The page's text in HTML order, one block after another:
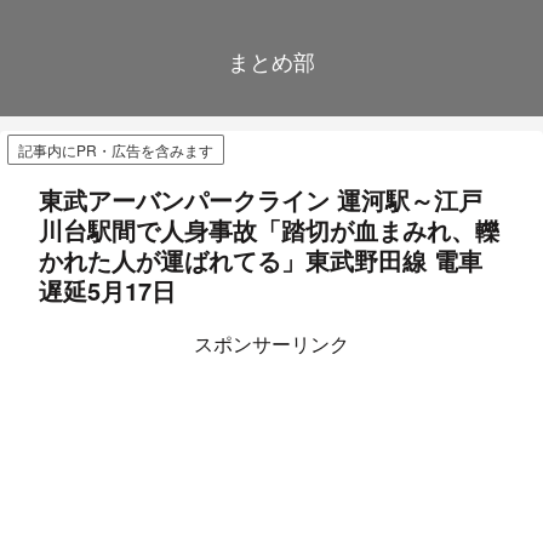
まとめ部
記事内にPR・広告を含みます
東武アーバンパークライン 運河駅～江戸
川台駅間で人身事故「踏切が血まみれ、轢
かれた人が運ばれてる」東武野田線 電車
遅延5月17日
スポンサーリンク